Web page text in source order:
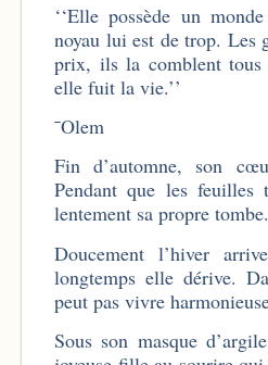
‘‘Elle possède un
noyau lui est de trop. Les
prix, ils la comblent
elle fuit la vie.’’
¯Olem
Fin d’automne, son
Pendant que les feuilles
lentement sa propre tombe.
Doucement l’hiver
longtemps elle dérive.
peut pas vivre
Sous son masque